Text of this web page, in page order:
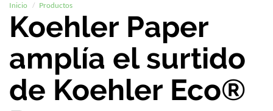
Inicio Productos
Koehler Paper
amplía el surtido
de Koehler Eco®